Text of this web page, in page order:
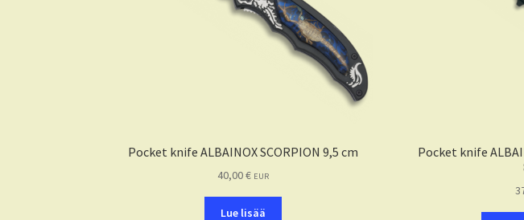
Pocket knife ALBAINOX SCORPION 9,5 cm
40,00€ EUR
Lue lisää
Pocket knife